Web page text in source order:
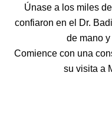
Únase a los miles
confiaron en el Dr.
de mano
Comience con una
su visita a